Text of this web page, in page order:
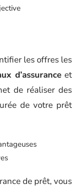
les offres les
d’assuranceet
de réaliser des
de votre prêt
de prêt, vous